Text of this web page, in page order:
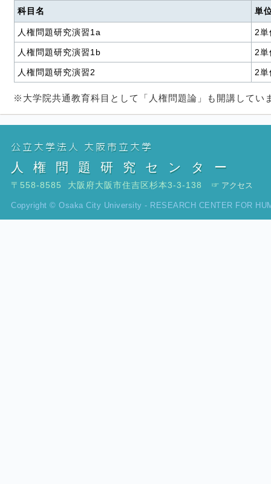
科目名 単
人権問題研究演習1a 2単
人権問題研究演習1b 2単
人権問題研究演習2 2単
※大学院共通教育科目として「人権問題論」も開講してい
公立大学法人 大阪市立大学
人権問題研究センター
〒558-8585 大阪府大阪市住吉区杉本3-3-138 ☞ アクセス
Copyright © Osaka City University - RESEARCH CENTER FOR